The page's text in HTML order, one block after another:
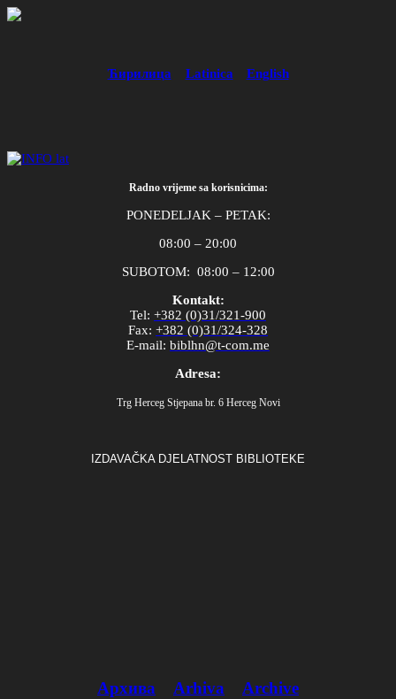
Ћирилица Latinica English
Radno vrijeme sa korisnicima:
PONEDELJAK – PETAK:
08:00 – 20:00
SUBOTOM: 08:00 – 12:00
Kontakt:
Tel: +382 (0)31/321-900
Fax: +382 (0)31/324-328
E-mail: biblhn@t-com.me
Adresa:
Trg Herceg Stjepana br. 6 Herceg Novi
IZDAVAČKA DJELATNOST BIBLIOTEKE
Архива Arhiva Archive